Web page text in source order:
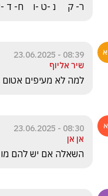
ר- ק     נ -ט -ו    ח-
08:39 - 23.06.2025
שיר אליוף
למה לא מעיפים אטום
08:30 - 23.06.2025
אן אן
השאלה אם יש להם